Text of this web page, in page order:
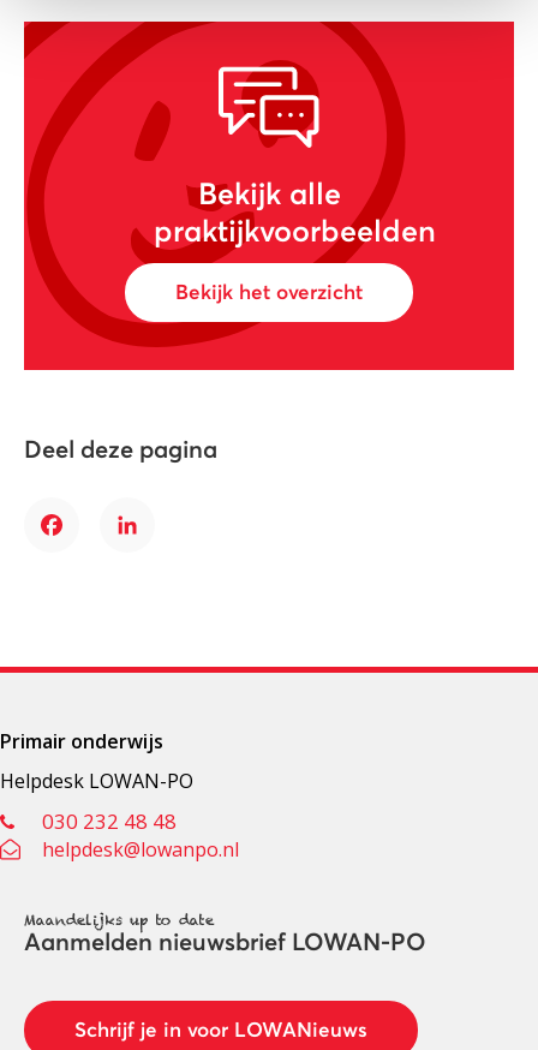
Bekijk alle
praktijkvoorbeelden
Bekijk het overzicht
Deel deze pagina
FacebookLinkedIn
Primair onderwijs
Helpdesk LOWAN-PO
030 232 48 48
helpdesk@lowanpo.nl
Maandelijks up to date
Aanmelden nieuwsbrief LOWAN-PO
Schrijf je in voor LOWANieuws